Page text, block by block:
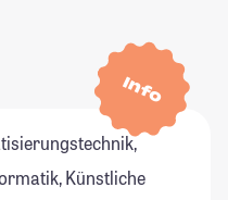
Info
Künstliche